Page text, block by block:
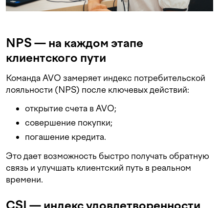
NPS — на каждом этапе
клиентского пути
Команда AVO замеряет индекс потребительской
лояльности (NPS) после ключевых действий:
открытие счета в AVO;
совершение покупки;
погашение кредита.
Это дает возможность быстро получать обратную
связь и улучшать клиентский путь в реальном
времени.